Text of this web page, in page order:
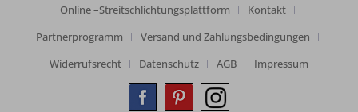
Online –Streitschlichtungsplattform
Kontakt
Partnerprogramm
Versand und Zahlungsbedingungen
Widerrufsrecht
Datenschutz AGB Impressum